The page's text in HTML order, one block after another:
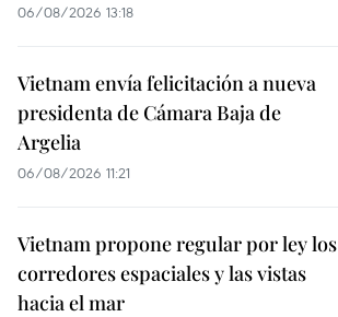
06/08/2026 13:18
Vietnam envía felicitación a nueva
presidenta de Cámara Baja de
Argelia
06/08/2026 11:21
Vietnam propone regular por ley los
corredores espaciales y las vistas
hacia el mar